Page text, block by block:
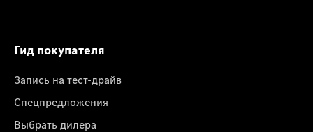
Гид покупателя
Запись на тест-драйв
Спецпредложения
Выбрать дилера